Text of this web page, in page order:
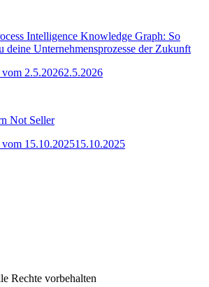
Intelligence Knowledge Graph: So
deine Unternehmensprozesse der Zukunft
2.5.2026
Not Seller
15.10.2025
Rechte vorbehalten